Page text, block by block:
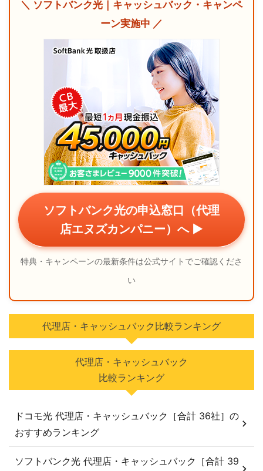
＼ ソフトバンク光｜キャッシュバック・キャンペ
ーン実施中 ／
ソフトバンク光の申込窓口（代理
店エヌズカンパニー）へ ▶
特典・キャンペーンの最新条件は公式サイトでご確認くださ
い
代理店・キャッシュバック比較ランキング
代理店・キャッシュバック
比較ランキング
ドコモ光 代理店・キャッシュバック［合計 36社］の
おすすめランキング
ソフトバンク光 代理店・キャッシュバック［合計 39